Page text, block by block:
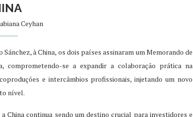
Ceyhan
à China, os dois países assinaram um Memorando de
comprometendo-se a expandir a colaboração prática na
e intercâmbios profissionais, injetando um novo
nível.
China continua sendo um destino crucial para investidores e